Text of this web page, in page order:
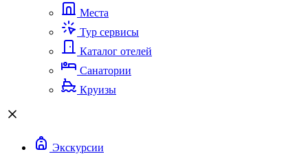
Места
Тур сервисы
Каталог отелей
Санатории
Круизы
Экскурсии